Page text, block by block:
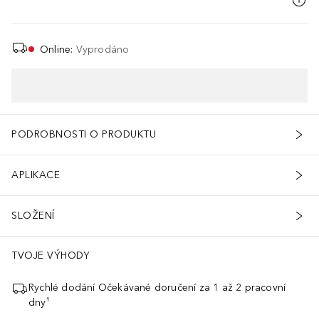
Online: Vyprodáno
PODROBNOSTI O PRODUKTU
APLIKACE
SLOŽENÍ
TVOJE VÝHODY
Rychlé dodání Očekávané doručení za 1 až 2 pracovní
dny¹